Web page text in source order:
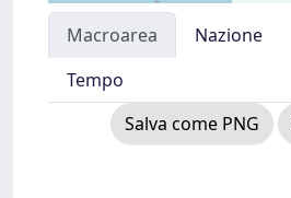
Macroarea Nazione
Tempo
Salva come PNG